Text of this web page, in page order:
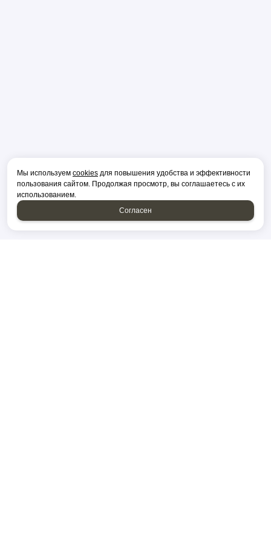
Мы используем cookies для повышения удобства и эффективности
пользования сайтом. Продолжая просмотр, вы соглашаетесь с их
использованием.
Согласен